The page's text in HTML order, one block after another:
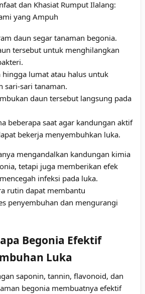
dan Khasiat Rumput Ilalang:
yang Ampuh
daun segar tanaman begonia.
tersebut untuk menghilangkan
hingga lumat atau halus untuk
sari-sari tanaman.
daun tersebut langsung pada
beberapa saat agar kandungan aktif
bekerja menyembuhkan luka.
mengandalkan kandungan kimia
tetapi juga memberikan efek
infeksi pada luka.
rutin dapat membantu
penyembuhan dan mengurangi
Begonia Efektif
Luka
saponin, tannin, flavonoid, dan
begonia membuatnya efektif